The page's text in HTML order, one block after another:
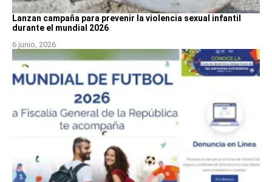
Lanzan campaña para prevenir la violencia sexual infantil
durante el mundial 2026
6 junio, 2026